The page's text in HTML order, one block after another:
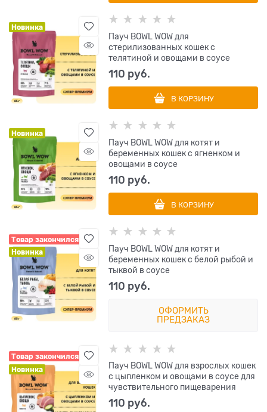
Новинка
Пауч BOWL WOW для
стерилизованных кошек с
телятиной и овощами в соусе
110 руб.
В КОРЗИНУ
Новинка
Пауч BOWL WOW для котят и
беременных кошек с ягненком и
овощами в соусе
110 руб.
В КОРЗИНУ
Товар закончился
Новинка
Пауч BOWL WOW для котят и
беременных кошек с белой рыбой и
тыквой в соусе
110 руб.
ОФОРМИТЬ
ПРЕДЗАКАЗ
Товар закончился
Новинка
Пауч BOWL WOW для взрослых кошек
с цыпленком и овощами в соусе для
чувствительного пищеварения
110 руб.